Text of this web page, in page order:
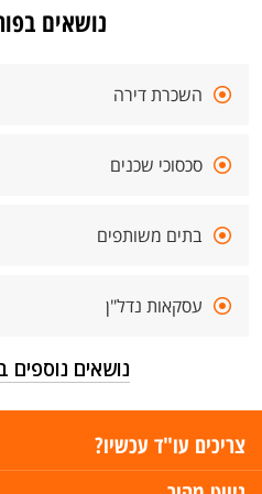
נושאים
השכרת דירה
סכסוכי שכנים
בתים משותפים
עסקאות נדל"ן
נושאים נוספים
צריכים עו"ד עכשיו?